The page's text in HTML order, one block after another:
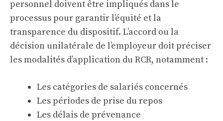
personnel doivent être impliqués dans le
processus pour garantir l’équité et la
transparence du dispositif. L’accord ou la
décision unilatérale de l’employeur doit préciser
les modalités d’application du RCR, notamment :
Les catégories de salariés concernés
Les périodes de prise du repos
Les délais de prévenance